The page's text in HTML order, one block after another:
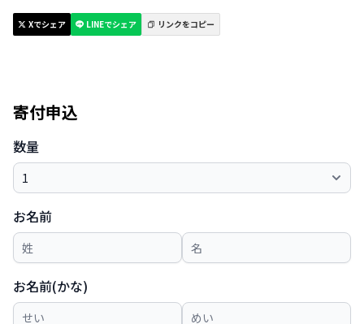
Xでシェア LINEでシェア リンクをコピー
寄付申込
数量
お名前
お名前(かな)